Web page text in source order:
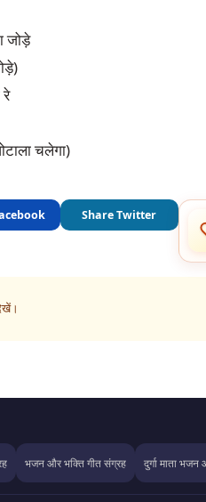
जोड़े
चलेगा)
Share Twitter
भजन और भक्ति गीत संग्रह दुर्गा माता